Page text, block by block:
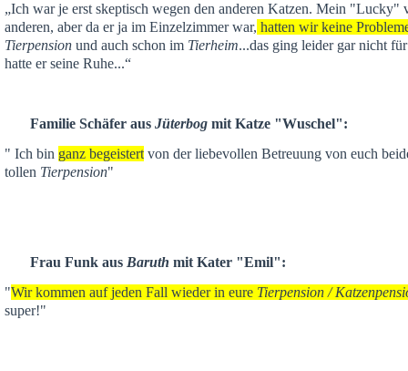
„Ich war je erst skeptisch wegen den anderen Katzen. Mein "Lucky"
anderen, aber da er ja im Einzelzimmer war, hatten wir keine
Tierpension und auch schon im Tierheim...das ging leider gar nicht
hatte er seine Ruhe...“
Familie Schäfer aus Jüterbog mit Katze "Wuschel":
" Ich bin ganz begeistert von der liebevollen Betreuung von euch
tollen Tierpension"
Frau Funk aus Baruth mit Kater "Emil":
"Wir kommen auf jeden Fall wieder in eure Tierpension /
super!"